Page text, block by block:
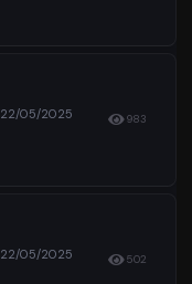
22/05/2025 983
22/05/2025 502